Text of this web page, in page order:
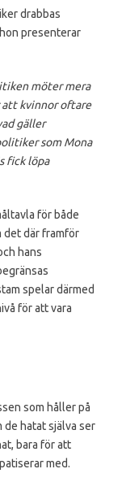
drabbas
presenterar
möter mera
att kvinnor oftare
gäller
som Mona
fick löpa
för både
det där framför
hans
spelar därmed
för att vara
som håller på
de hatat själva ser
bara för att
med.